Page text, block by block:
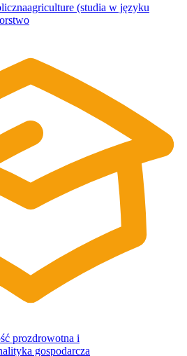
agriculture (studia w języku
prozdrowotna i
gospodarcza